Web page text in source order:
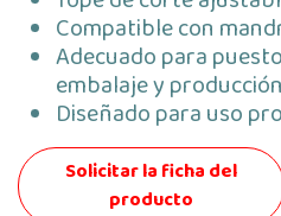
Compatible con
Adecuado para
embalaje y
Diseñado para uso
Solicitar la ficha del
producto